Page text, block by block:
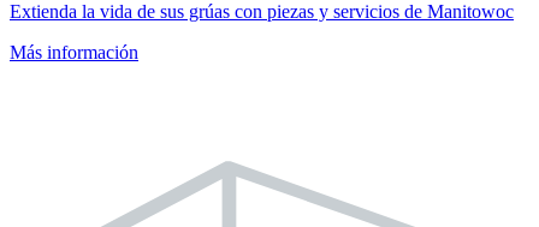
Extienda la vida de sus grúas con piezas y servicios de Manitowoc
Más información